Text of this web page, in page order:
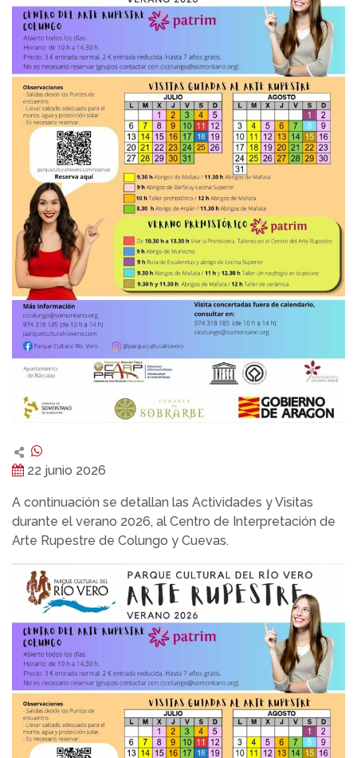
22 junio 2026
A continuación se detallan las Actividades y Visitas
durante el verano 2026, al Centro de Interpretación de
Arte Rupestre de Colungo y Cuevas.